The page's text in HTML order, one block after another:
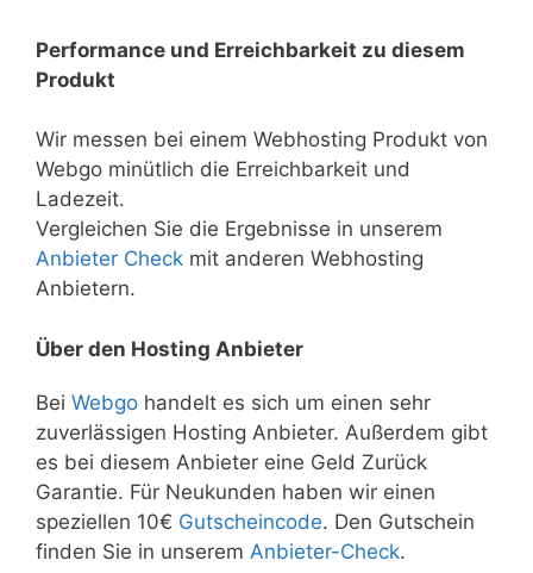
Performance und Erreichbarkeit zu diesem
Produkt
Wir messen bei einem Webhosting Produkt von
Webgo minütlich die Erreichbarkeit und
Ladezeit.
Vergleichen Sie die Ergebnisse in unserem
Anbieter Check mit anderen Webhosting
Anbietern.
Über den Hosting Anbieter
Bei Webgo handelt es sich um einen sehr
zuverlässigen Hosting Anbieter. Außerdem gibt
es bei diesem Anbieter eine Geld Zurück
Garantie. Für Neukunden haben wir einen
speziellen 10€ Gutscheincode. Den Gutschein
finden Sie in unserem Anbieter-Check.